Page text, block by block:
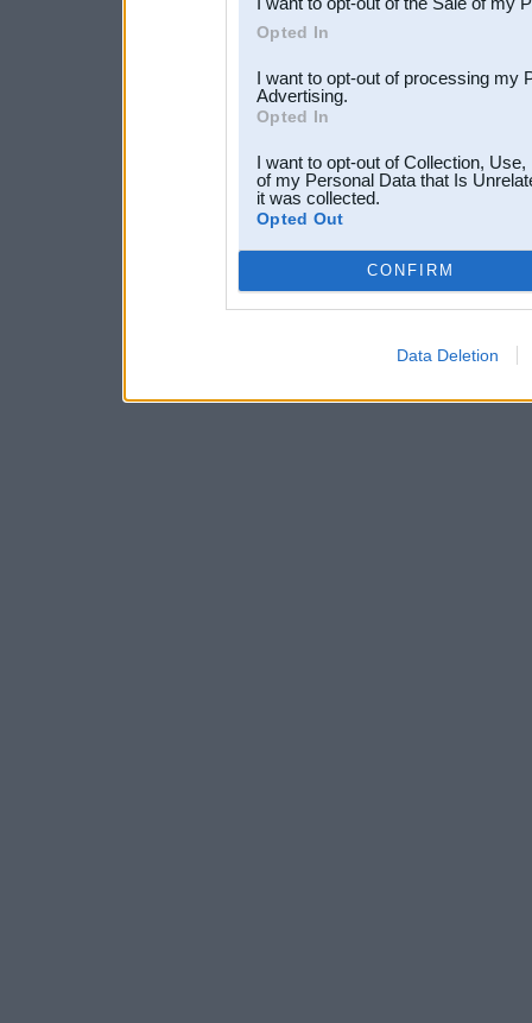
Opted In
I want to opt-out of processing my
Advertising.
Opted In
I want to opt-out of Collection,
of my Personal Data that Is
it was collected.
Opted Out
CONFIRM
Data Deletion